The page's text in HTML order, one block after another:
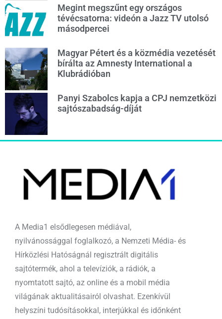
Megint megszűnt egy országos
tévécsatorna: videón a Jazz TV utolsó
másodpercei
Magyar Pétert és a közmédia vezetését
bírálta az Amnesty International a
Klubrádióban
Panyi Szabolcs kapja a CPJ nemzetközi
sajtószabadság-díját
A Media1 elsődlegesen médiával,
nyilvánossággal foglalkozó, a Nemzeti Média- és
Hírközlési Hatóságnál regisztrált digitális
sajtótermék, ahol a televíziók, a rádiók, a
nyomtatott sajtó, az online és a mobil média
világának aktualitásairól olvashat. Ezenkívül
helyszíni tudósításokkal, interjúkkal és időnként